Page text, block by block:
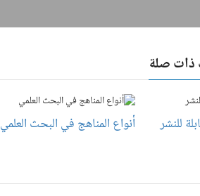
ذات صلة
للنشر أنواع المناهج في البحث العلمي